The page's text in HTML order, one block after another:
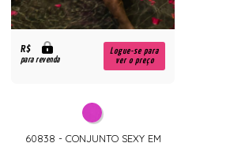
R$
para revenda
Logue-se para
ver o preço
60838 - CONJUNTO SEXY EM